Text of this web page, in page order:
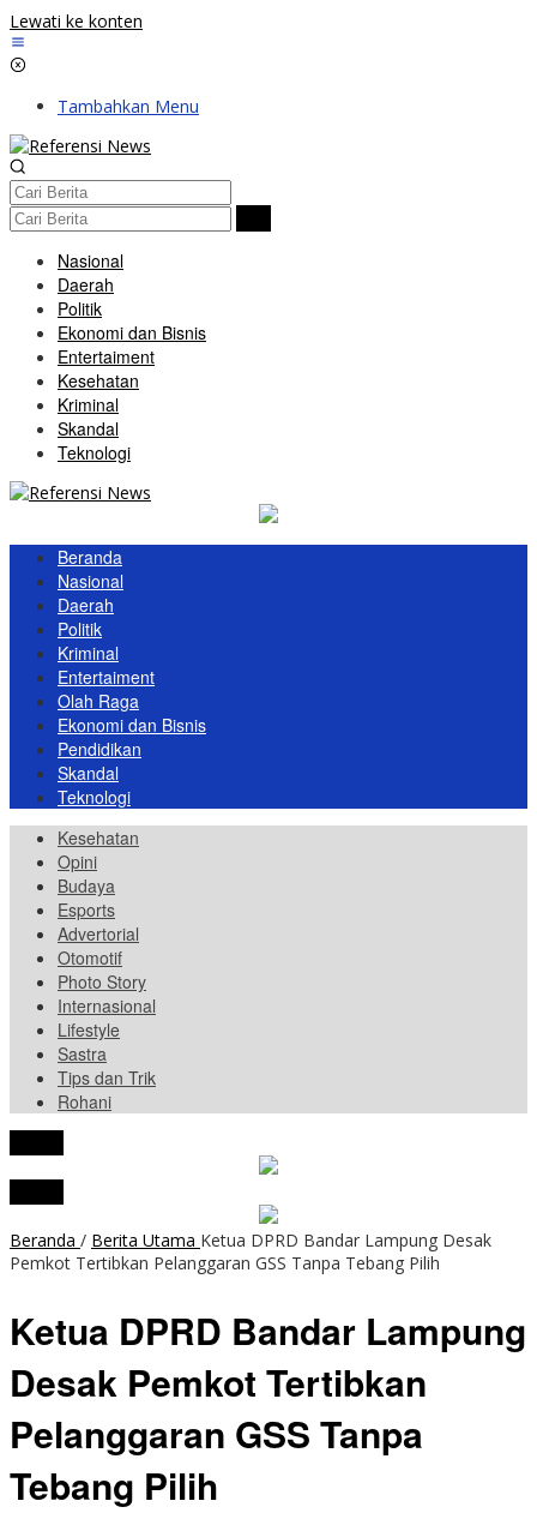
Lewati ke konten
Tambahkan Menu
Nasional
Daerah
Politik
Ekonomi dan Bisnis
Entertaiment
Kesehatan
Kriminal
Skandal
Teknologi
Beranda
Nasional
Daerah
Politik
Kriminal
Entertaiment
Olah Raga
Ekonomi dan Bisnis
Pendidikan
Skandal
Teknologi
Kesehatan
Opini
Budaya
Esports
Advertorial
Otomotif
Photo Story
Internasional
Lifestyle
Sastra
Tips dan Trik
Rohani
Beranda / Berita Utama Ketua DPRD Bandar Lampung Desak
Pemkot Tertibkan Pelanggaran GSS Tanpa Tebang Pilih
Ketua DPRD Bandar Lampung
Desak Pemkot Tertibkan
Pelanggaran GSS Tanpa
Tebang Pilih